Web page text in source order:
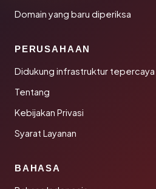
Domain yang baru diperiksa
PERUSAHAAN
Didukung infrastruktur tepercaya
Tentang
Kebijakan Privasi
Syarat Layanan
BAHASA